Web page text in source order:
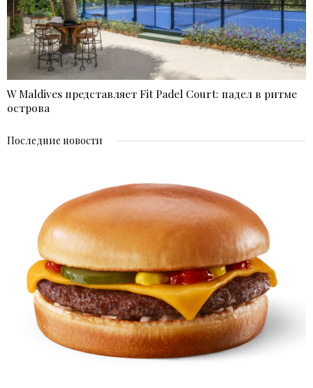
W Maldives представляет Fit Padel Court: падел в ритме
острова
Последние новости